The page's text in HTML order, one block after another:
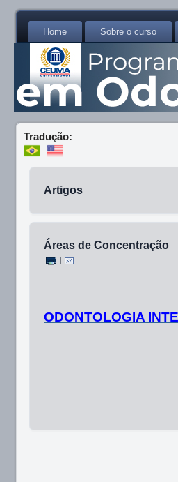
Home Sobre o curso
Tradução:
Artigos
Áreas de Concentração
ODONTOLOGIA